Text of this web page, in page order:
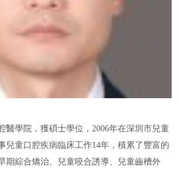
醫學院，獲碩士學位，2006年在深圳市兒童
兒童口腔疾病臨床工作14年，積累了豐富的
期綜合矯治、兒童咬合誘導、兒童齒槽外